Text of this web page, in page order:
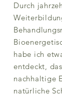
Durch
habe ich
entdeckt,
nachhaltige
natürliche